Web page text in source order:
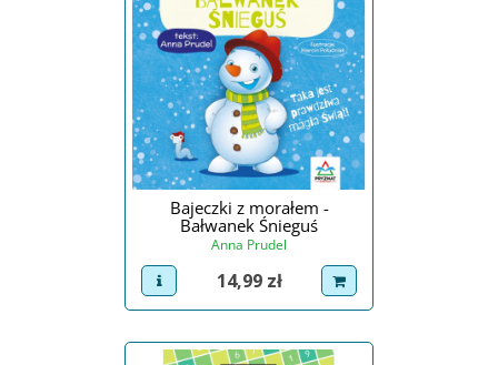
Bajeczki z morałem -
Bałwanek Śnieguś
Anna Prudel
view product
Cena
14,99 zł dodaj do koszyka